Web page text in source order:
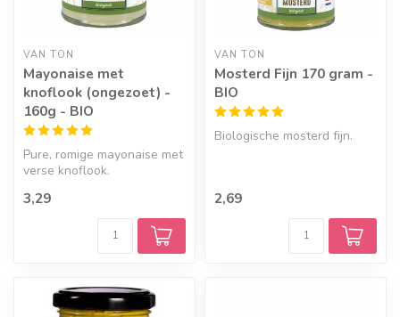
VAN TON
Mayonaise met
knoflook (ongezoet) -
160g - BIO
Pure, romige mayonaise met
verse knoflook.
3,29
VAN TON
Mosterd Fijn 170 gram -
BIO
Biologische mosterd fijn.
2,69